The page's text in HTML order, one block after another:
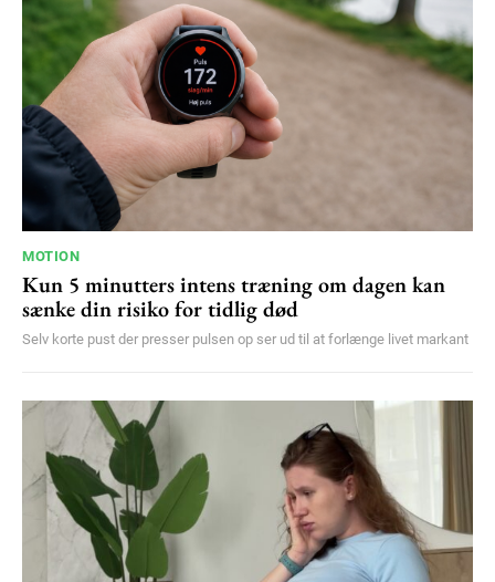
Etiam est nibh, lobortis sit
Praesent euismod ac
Ut mollis pellentesque tortor
Nullam eu erat condimentum
Donec quis est ac felis
Orci varius natoque dolor
MOTION
Kun 5 minutters intens træning om dagen kan
sænke din risiko for tidlig død
Selv korte pust der presser pulsen op ser ud til at forlænge livet markant